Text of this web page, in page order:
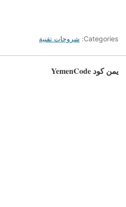
Categories: شروحات تقنية
يمن كود YemenCode